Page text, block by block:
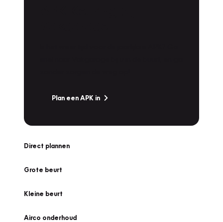
Plan een APK in
Direct plannen
Grote beurt
Kleine beurt
Airco onderhoud